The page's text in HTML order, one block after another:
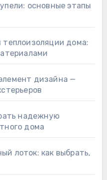
основные этапы
теплоизоляции дома:
дизайна —
надежную
дома
лоток: как выбрать,